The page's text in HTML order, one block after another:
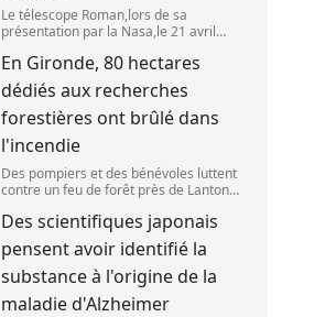
Le télescope Roman,lors de sa
présentation par la Nasa,le 21 avril
(SAUL LOEB )
En Gironde, 80 hectares
dédiés aux recherches
forestières ont brûlé dans
l'incendie
Des pompiers et des bénévoles luttent
contre un feu de forêt près de Lanton
Des scientifiques japonais
pensent avoir identifié la
substance à l'origine de la
maladie d'Alzheimer